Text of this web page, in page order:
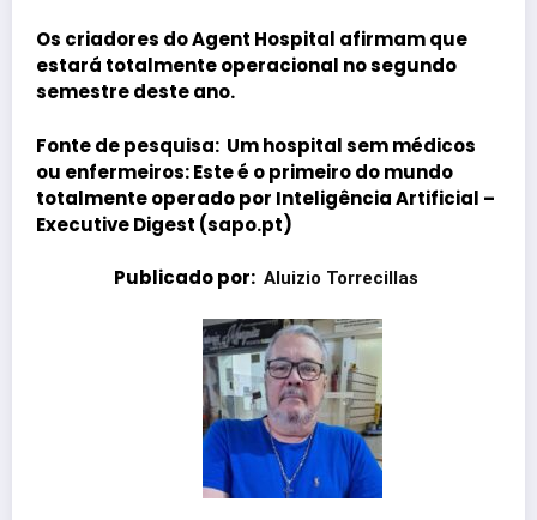
Os criadores do Agent Hospital afirmam que
estará totalmente operacional no segundo
semestre deste ano.
Fonte de pesquisa: Um hospital sem médicos
ou enfermeiros: Este é o primeiro do mundo
totalmente operado por Inteligência Artificial –
Executive Digest (sapo.pt)
Publicado por: Aluizio Torrecillas